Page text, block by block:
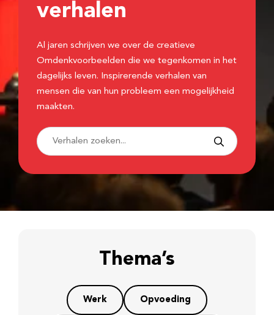
verhalen
Al jaren schrijven we over de creatieve
Omdenkvoorbeelden die we tegenkomen in het
dagelijks leven. Inspirerende verhalen van
mensen die van hun probleem een mogelijkheid
maakten.
Thema’s
Werk Opvoeding